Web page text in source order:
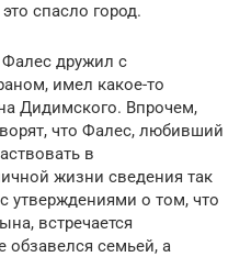
спасло город.
дружил с
имел какое-то
Дидимского. Впрочем,
что Фалес, любивший
в
жизни сведения так
утверждениями о том, что
встречается
обзавелся семьей, а